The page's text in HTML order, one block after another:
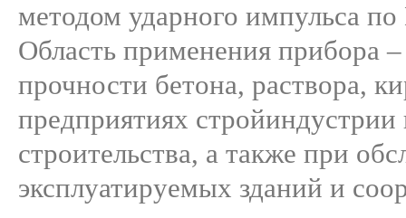
методом ударного импульса
Область применения прибора
прочности бетона, раствора,
предприятиях стройиндустрии
строительства, а также при
эксплуатируемых зданий и